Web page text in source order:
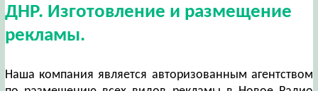
ДНР. Изготовление и размещение
рекламы.
Наша компания является авторизованным агентством